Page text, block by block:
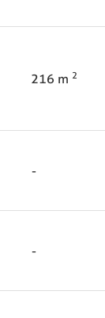
216 m 2
-
-